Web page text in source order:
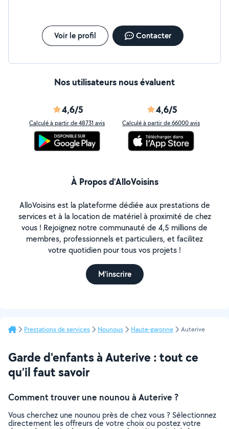
Voir le profil Contacter
Nos utilisateurs nous évaluent
4,6/5
Calculé à partir de 48731 avis
4,6/5
Calculé à partir de 66000 avis
À Propos d’AlloVoisins
AlloVoisins est la plateforme dédiée aux prestations de
services et à la location de matériel à proximité de chez
vous ! Rejoignez notre communauté de 4,5 millions de
membres, professionnels et particuliers, et facilitez
votre quotidien pour tous vos projets !
M'inscrire
Prestations de services Nounous Haute-garonne Auterive
Garde d'enfants à Auterive : tout ce
qu’il faut savoir
Comment trouver une nounou à Auterive ?
Vous cherchez une nounou près de chez vous ? Sélectionnez
directement les offreurs de votre choix ou postez votre